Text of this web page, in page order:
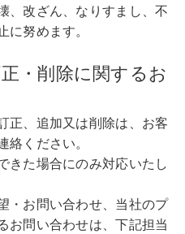
、改ざん、なりすまし、不
努めます。
・削除に関するお
正、追加又は削除は、お客
ください。
きた場合にのみ対応いたし
・お問い合わせ、当社のプ
お問い合わせは、下記担当